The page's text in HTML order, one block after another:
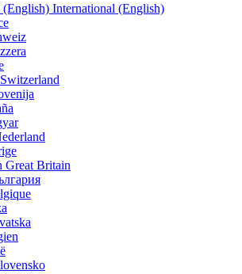
International (English)
Switzerland
Great Britain